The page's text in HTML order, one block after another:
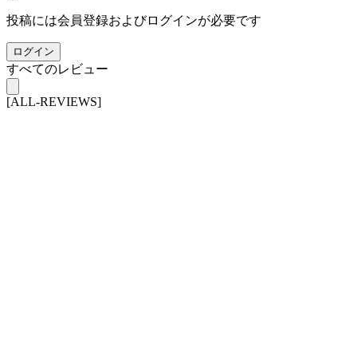
投稿には会員登録およびログインが必要です
ログイン
すべてのレビュー
[ALL-REVIEWS]